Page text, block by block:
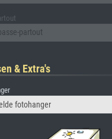
partout
& Extra's
fotohanger